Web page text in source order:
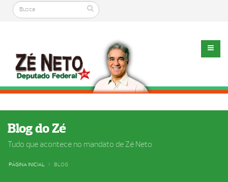
Blog do Zé
Tudo que acontece no mandato de Zé Neto
PÁGINA INICIAL BLOG